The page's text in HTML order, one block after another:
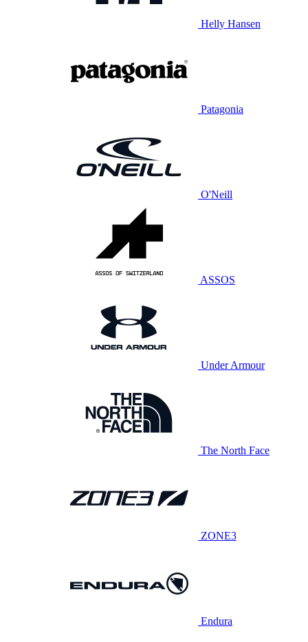
Helly Hansen
Patagonia
O'Neill
ASSOS
Under Armour
The North Face
ZONE3
Endura